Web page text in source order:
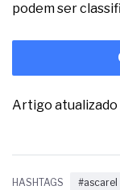
podem ser
Artigo atualizado
HASHTAGS #ascarel